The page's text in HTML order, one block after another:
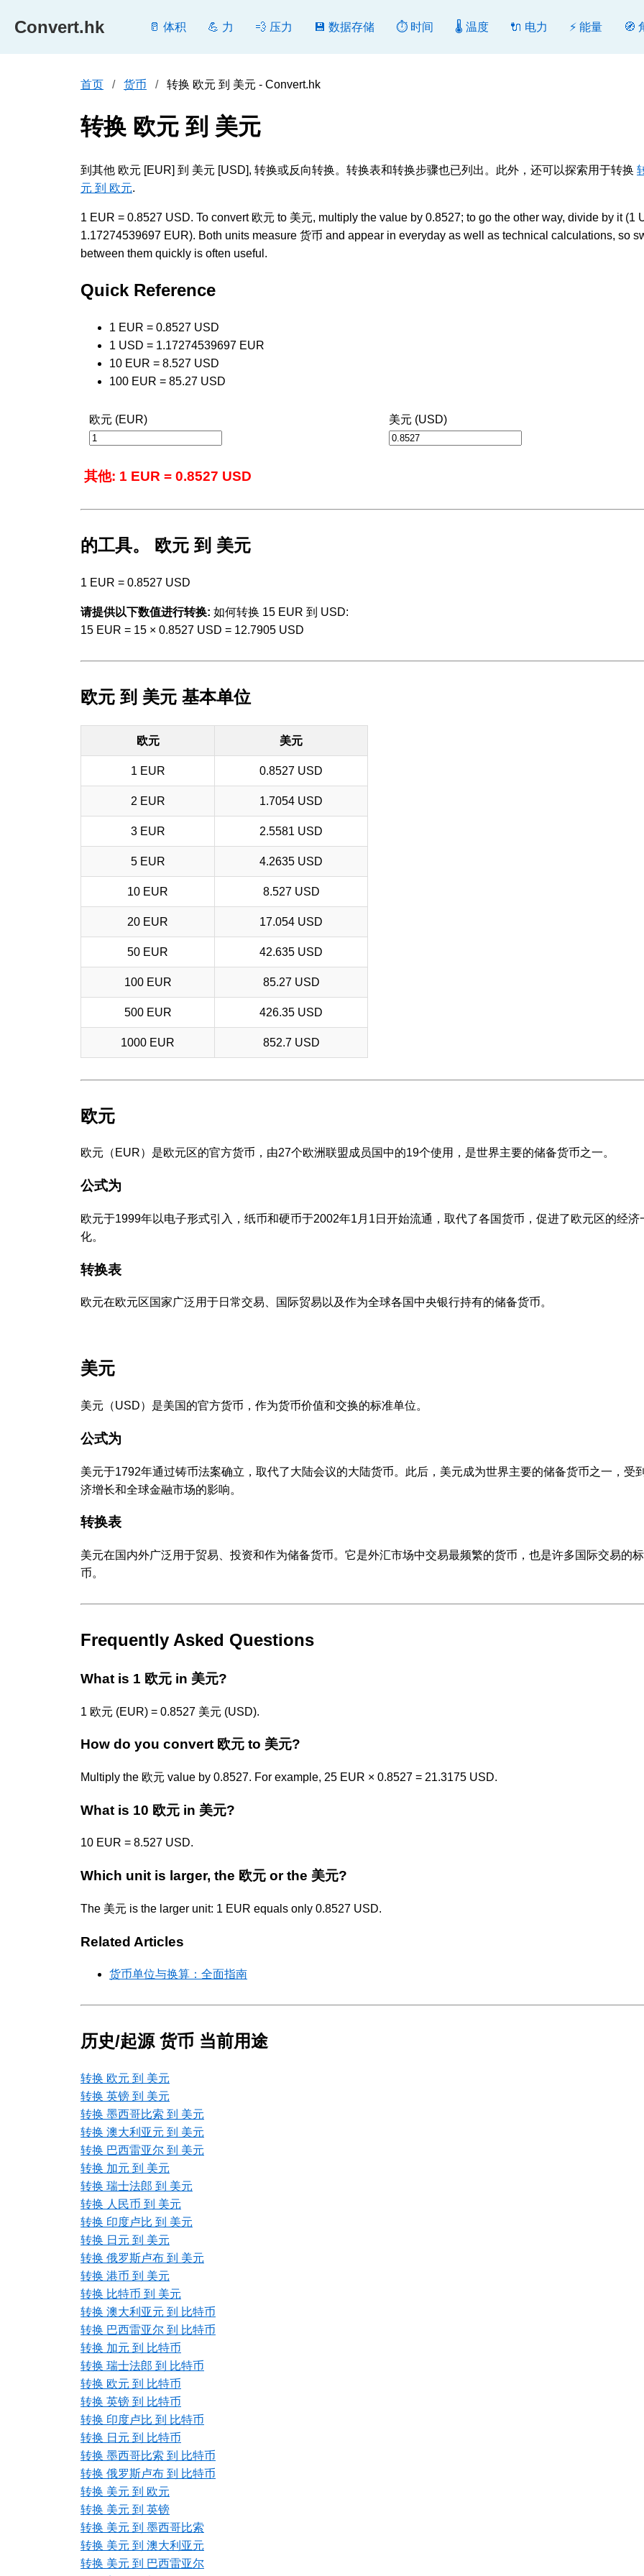
Convert.hk 🥛 体积 💪 力 💨 压力 💾 数据存储 ⏱️ 时间 🌡️ 温度 🔌 电力 ⚡ 能量 🧭
首页 货币 转换 欧元 到 美元 - Convert.hk
转换 欧元 到 美元
到其他 欧元 [EUR] 到 美元 [USD], 转换或反向转换。转换表和转换步骤也已列出。此外，还可以探索用于转换
元 到 欧元.
1 EUR = 0.8527 USD. To convert 欧元 to 美元, multiply the value by 0.8527; to go the other way, divide by it (1
1.17274539697 EUR). Both units measure 货币 and appear in everyday as well as technical calculations, so
between them quickly is often useful.
Quick Reference
1 EUR = 0.8527 USD
1 USD = 1.17274539697 EUR
10 EUR = 8.527 USD
100 EUR = 85.27 USD
欧元 (EUR) 美元 (USD)
其他: 1 EUR = 0.8527 USD
的工具。 欧元 到 美元
1 EUR = 0.8527 USD
请提供以下数值进行转换: 如何转换 15 EUR 到 USD:
15 EUR = 15 × 0.8527 USD = 12.7905 USD
欧元 到 美元 基本单位
欧元 美元
1 EUR 0.8527 USD
2 EUR 1.7054 USD
3 EUR 2.5581 USD
5 EUR 4.2635 USD
10 EUR 8.527 USD
20 EUR 17.054 USD
50 EUR 42.635 USD
100 EUR 85.27 USD
500 EUR 426.35 USD
1000 EUR 852.7 USD
欧元
欧元（EUR）是欧元区的官方货币，由27个欧洲联盟成员国中的19个使用，是世界主要的储备货币之一。
公式为
欧元于1999年以电子形式引入，纸币和硬币于2002年1月1日开始流通，取代了各国货币，促进了欧元区的经济
化。
转换表
欧元在欧元区国家广泛用于日常交易、国际贸易以及作为全球各国中央银行持有的储备货币。
美元
美元（USD）是美国的官方货币，作为货币价值和交换的标准单位。
公式为
美元于1792年通过铸币法案确立，取代了大陆会议的大陆货币。此后，美元成为世界主要的储备货币之一，受
济增长和全球金融市场的影响。
转换表
美元在国内外广泛用于贸易、投资和作为储备货币。它是外汇市场中交易最频繁的货币，也是许多国际交易的
币。
Frequently Asked Questions
What is 1 欧元 in 美元?
1 欧元 (EUR) = 0.8527 美元 (USD).
How do you convert 欧元 to 美元?
Multiply the 欧元 value by 0.8527. For example, 25 EUR × 0.8527 = 21.3175 USD.
What is 10 欧元 in 美元?
10 EUR = 8.527 USD.
Which unit is larger, the 欧元 or the 美元?
The 美元 is the larger unit: 1 EUR equals only 0.8527 USD.
Related Articles
货币单位与换算：全面指南
历史/起源 货币 当前用途
转换 欧元 到 美元
转换 英镑 到 美元
转换 墨西哥比索 到 美元
转换 澳大利亚元 到 美元
转换 巴西雷亚尔 到 美元
转换 加元 到 美元
转换 瑞士法郎 到 美元
转换 人民币 到 美元
转换 印度卢比 到 美元
转换 日元 到 美元
转换 俄罗斯卢布 到 美元
转换 港币 到 美元
转换 比特币 到 美元
转换 澳大利亚元 到 比特币
转换 巴西雷亚尔 到 比特币
转换 加元 到 比特币
转换 瑞士法郎 到 比特币
转换 欧元 到 比特币
转换 英镑 到 比特币
转换 印度卢比 到 比特币
转换 日元 到 比特币
转换 墨西哥比索 到 比特币
转换 俄罗斯卢布 到 比特币
转换 美元 到 欧元
转换 美元 到 英镑
转换 美元 到 墨西哥比索
转换 美元 到 澳大利亚元
转换 美元 到 巴西雷亚尔